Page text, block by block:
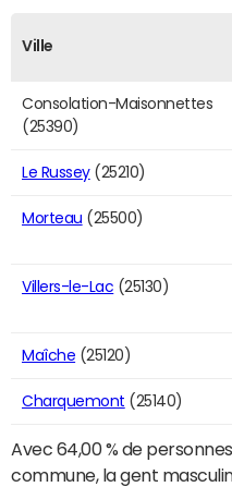
Ville
Consolation-Maisonnettes
(25390)
Le Russey(25210)
Morteau (25500)
Villers-le-Lac (25130)
Maîche (25120)
Charquemont (25140)
Avec 64,00 % de
commune, la gent